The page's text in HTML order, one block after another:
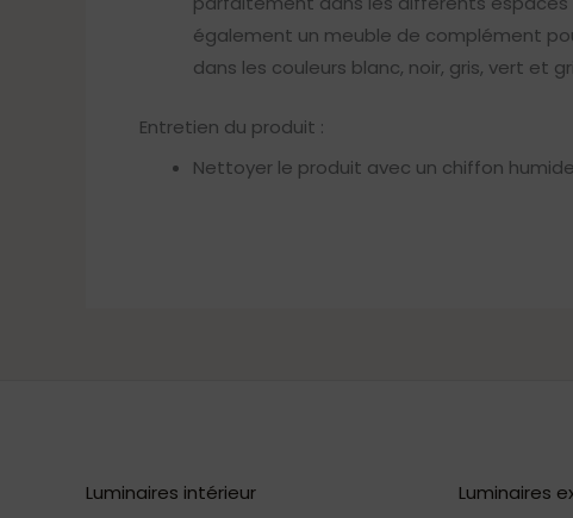
également un meuble de complément
dans les couleurs blanc, noir, gris, vert et
Entretien du produit :
Nettoyer le produit avec un chiffon
Luminaires intérieur
Luminaires